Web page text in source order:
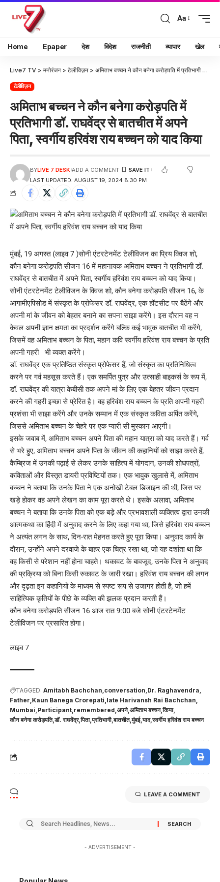
Aa
Home Epaper देश विदेश राजनीती व्यापार खेल
Live7 TV > मनोरंजन > टेलीविज़न > अमिताभ बच्चन ने कौन बनेगा करोड़पति में प्रतिभागी डॉ. राघवेंद्र से बातचीत में अपने पिता, स्वर्गीय हरिवंश राय बच्चन को याद किया
टेलीविज़न
अमिताभ बच्चन ने कौन बनेगा करोड़पति में
प्रतिभागी डॉ. राघवेंद्र से बातचीत में अपने
पिता, स्वर्गीय हरिवंश राय बच्चन को याद किया
LAST UPDATED: AUGUST 19, 2024 8:30 PM
BYLIVE 7 DESK ADD A COMMENT
मुंबई, 19 अगस्त (लाइव 7 )सोनी एंटरटेनमेंट टेलीविजन का प्रिय क्विज शो,
कौन बनेगा करोड़पति सीजन 16 में महानायक अमिताभ बच्चन ने प्रतिभागी डॉ.
राघवेंद्र से बातचीत में अपने पिता, स्वर्गीय हरिवंश राय बच्चन को याद किया।
सोनी एंटरटेनमेंट टेलीविजन के क्विज शो, कौन बनेगा करोड़पति सीजन 16, के
आगामीएपिसोड में संस्कृत के प्रोफेसर डॉ. राघवेंद्र, एक हॉटसीट पर बैठेंगे और
अपनी मां के जीवन को बेहतर बनाने का सपना साझा करेंगे। इस दौरान वह न
केवल अपनी ज्ञान क्षमता का प्रदर्शन करेंगे बल्कि कई भावुक बातचीत भी करेंगे,
जिसमें वह अमिताभ बच्चन के पिता, महान कवि स्वर्गीय हरिवंश राय बच्चन के प्रति
अपनी गहरी भी व्यक्त करेंगे।
डॉ. राघवेंद्र एक प्रतिष्ठित संस्कृत प्रोफेसर हैं, जो संस्कृत का प्रतिनिधित्व
करने पर गर्व महसूस करते हैं। एक समर्पित पुत्र और उत्साही बाइकर्स के रूप में,
डॉ. राघवेंद्र की यात्रा केबीसी तक अपने मां के लिए एक बेहतर जीवन प्रदान
करने की गहरी इच्छा से प्रेरित है। वह हरिवंश राय बच्चन के प्रति अपनी गहरी
प्रशंसा भी साझा करेंगे और उनके सम्मान में एक संस्कृत कविता अर्पित करेंगे,
जिससे अमिताभ बच्चन के चेहरे पर एक प्यारी सी मुस्कान आएगी।
इसके जवाब में, अमिताभ बच्चन अपने पिता की महान यात्रा को याद करते हैं। गर्व
से भरे हुए, अमिताभ बच्चन अपने पिता के जीवन की कहानियों को साझा करते हैं,
कैम्ब्रिज में उनकी पढ़ाई से लेकर उनके साहित्य में योगदान, उनकी शोधपत्रों,
कविताओं और विस्तृत डायरी प्रविष्टियों तक। एक भावुक खुलासे में, अमिताभ
बच्चन ने बताया कि उनके पिता ने एक अनोखी टेबल डिजाइन की थी, जिस पर
खड़े होकर वह अपने लेखन का काम पूरा करते थे। इसके अलावा, अमिताभ
बच्चन ने बताया कि उनके पिता को एक बड़े और प्रभावशाली व्यक्तित्व द्वारा उनकी
आत्मकथा का हिंदी में अनुवाद करने के लिए कहा गया था, जिसे हरिवंश राय बच्चन
ने अत्यंत लगन के साथ, दिन-रात मेहनत करते हुए पूरा किया। अनुवाद कार्य के
दौरान, उन्होंने अपने दरवाजे के बाहर एक चित्र रखा था, जो यह दर्शाता था कि
वह किसी से परेशान नहीं होना चाहते। थकावट के बावजूद, उनके पिता ने अनुवाद
की प्रक्रिया को बिना किसी रुकावट के जारी रखा। हरिवंश राय बच्चन की लगन
और दृढ़ता इन कहानियों के माध्यम से स्पष्ट रूप से उजागर होती है, जो हमें
साहित्यिक कृतियों के पीछे के व्यक्ति की झलक प्रदान करती हैं।
कौन बनेगा करोड़पति सीजन 16 आज रात 9:00 बजे सोनी एंटरटेनमेंट
टेलीविजन पर प्रसारित होगा।
लाइव 7
TAGGED: Amitabh Bachchan conversation Dr. Raghavendra
Father Kaun Banega Crorepati late Harivansh Rai Bachchan
Mumbai Participant remembered अपने अमिताभ बच्चन किया
कौन बनेगा करोड़पति डॉ. राघवेंद्र पिता प्रतिभागी बातचीत मुंबई याद स्वर्गीय हरिवंश राय बच्चन
LEAVE A COMMENT
- ADVERTISEMENT -